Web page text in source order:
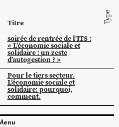
Titre Type
soirée de rentrée de l’ITS :
« L’économie sociale et
solidaire : un zeste
d’autogestion ? »
Pour le tiers secteur.
L’économie sociale et
solidaire: pourquoi,
comment.